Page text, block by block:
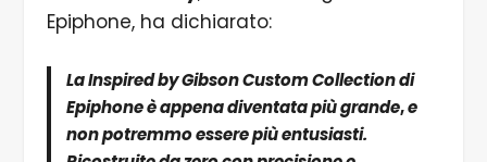
Epiphone, ha dichiarato:
La Inspired by Gibson Custom Collection di
Epiphone è appena diventata più grande,e
non potremmo essere più entusiasti.